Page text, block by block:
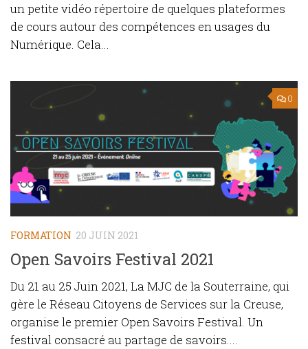
un petite vidéo répertoire de quelques plateformes
de cours autour des compétences en usages du
Numérique. Cela...
0
FORMATION 20 JUIN 2021
Open Savoirs Festival 2021
Du 21 au 25 Juin 2021, La MJC de la Souterraine, qui
gère le Réseau Citoyens de Services sur la Creuse,
organise le premier Open Savoirs Festival. Un
festival consacré au partage de savoirs....